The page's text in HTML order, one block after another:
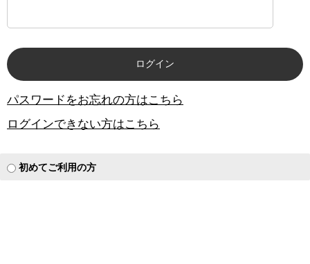
パスワードをお忘れの方はこちら
ログインできない方はこちら
初めてご利用の方